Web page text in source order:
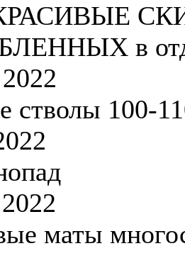
в
стволы 100-
маты